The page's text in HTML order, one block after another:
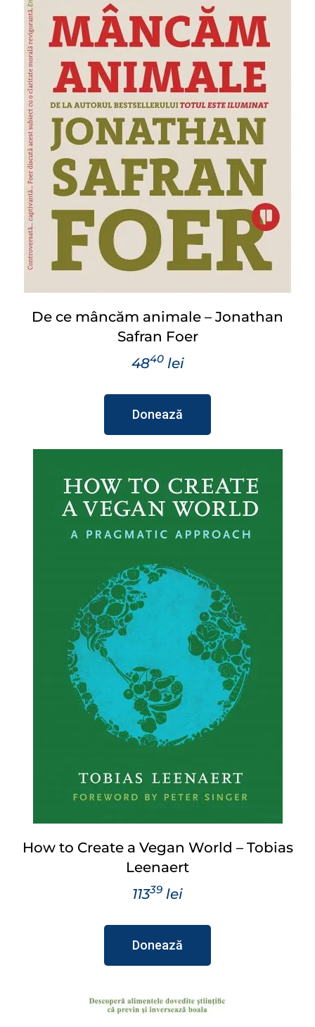
De ce mâncăm animale – Jonathan
Safran Foer
4840lei
Donează
How to Create a Vegan World – Tobias
Leenaert
11339 lei
Donează